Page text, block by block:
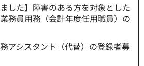
ました】障害のある方を対象とした
務員用務（会計年度任用職員）の
アシスタント（代替）の登録者募